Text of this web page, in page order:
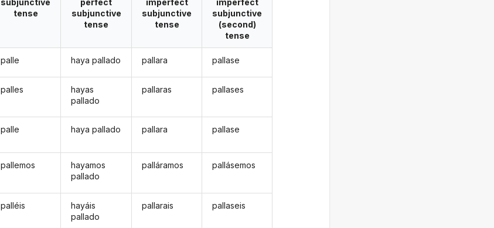
subjunctive
tense
palle
palles
palle
pallemos
palléis
perfect
subjunctive
tense
haya pallado
hayas
pallado
haya pallado
hayamos
pallado
hayáis
pallado
imperfect
subjunctive
tense
pallara
pallaras
pallara
palláramos
pallarais
imperfect
subjunctive
(second)
tense
pallase
pallases
pallase
pallásemos
pallaseis